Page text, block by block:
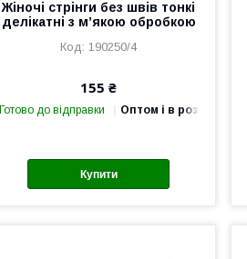
Жіночі стрінги без швів тонкі
делікатні з м’якою обробкою
190250/4
155 ₴
Готово до відправки Оптом і в роздріб
Купити